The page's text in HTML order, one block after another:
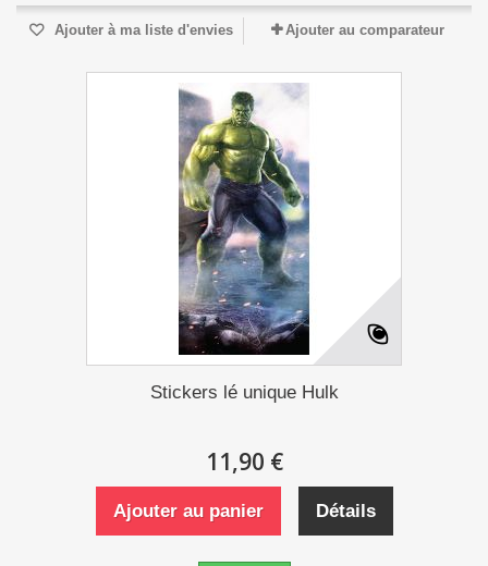
Ajouter à ma liste d'envies Ajouter au comparateur
Stickers lé unique Hulk
11,90 €
Ajouter au panier Détails